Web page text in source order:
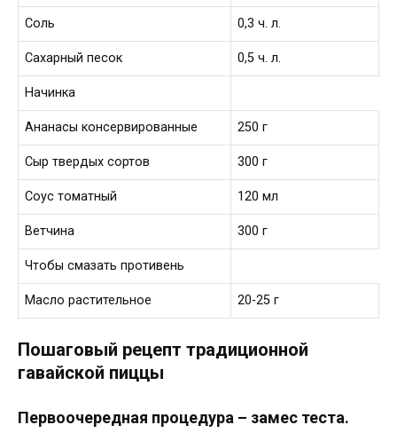
Соль 0,3 ч. л.
Сахарный песок 0,5 ч. л.
Начинка
Ананасы консервированные 250 г
Сыр твердых сортов 300 г
Соус томатный 120 мл
Ветчина 300 г
Чтобы смазать противень
Масло растительное 20-25 г
Пошаговый рецепт традиционной
гавайской пиццы
Первоочередная процедура – замес теста.